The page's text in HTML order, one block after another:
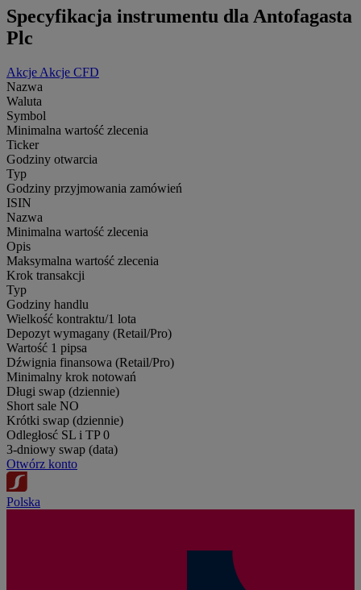
Specyfikacja instrumentu dla Antofagasta
Plc
Akcje Akcje CFD
Nazwa
Waluta
Symbol
Minimalna wartość zlecenia
Ticker
Godziny otwarcia
Typ
Godziny przyjmowania zamówień
ISIN
Nazwa
Minimalna wartość zlecenia
Opis
Maksymalna wartość zlecenia
Krok transakcji
Typ
Godziny handlu
Wielkość kontraktu/1 lota
Depozyt wymagany (Retail/Pro)
Wartość 1 pipsa
Dźwignia finansowa (Retail/Pro)
Minimalny krok notowań
Długi swap (dziennie)
Short sale NO
Krótki swap (dziennie)
Odległosć SL i TP 0
3-dniowy swap (data)
Otwórz konto
Polska